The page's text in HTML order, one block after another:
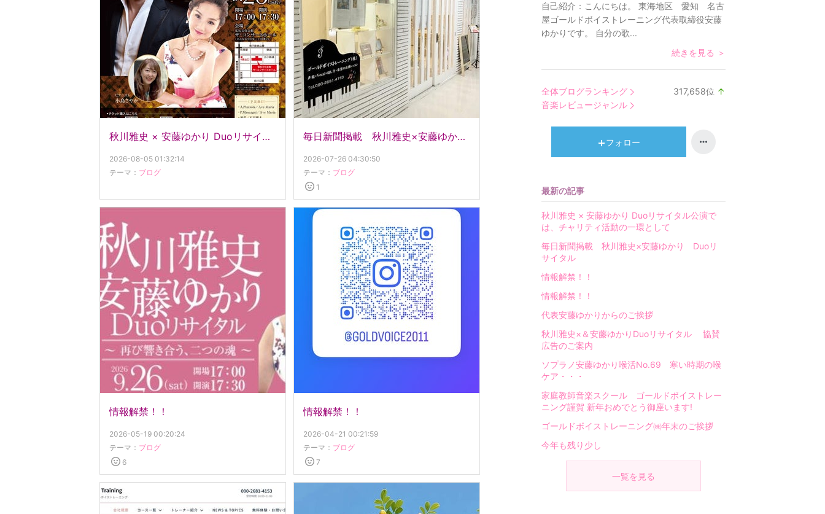
秋川雅史 × 安藤ゆかり Duoリサイタル公演では、チャリティ活動の一環として
2026-08-05 01:32:14
テーマ： ブログ
毎日新聞掲載 秋川雅史×安藤ゆかり Duoリサイタル
2026-07-26 04:30:50
テーマ： ブログ
1
情報解禁！！
2026-05-19 00:20:24
テーマ： ブログ
6
情報解禁！！
2026-04-21 00:21:59
テーマ： ブログ
7
自己紹介： こんにちは。 東海地区 愛知 名古
屋ゴールドボイストレーニング代表取締役安藤
ゆかりです。 自分の歌...
続きを見る ＞
全体ブログランキング 317,658位 ↑
音楽レビュージャンル
フォロー
最新の記事
秋川雅史 × 安藤ゆかり Duoリサイタル公演で
は、チャリティ活動の一環として
毎日新聞掲載 秋川雅史×安藤ゆかり Duoリ
サイタル
情報解禁！！
情報解禁！！
代表安藤ゆかりからのご挨拶
秋川雅史×＆安藤ゆかりDuoリサイタル 協賛
広告のご案内
ソプラノ安藤ゆかり喉活No.69 寒い時期の喉
ケア・・・
家庭教師音楽スクール ゴールドボイストレー
ニング謹賀 新年おめでとう御座います!
ゴールドボイストレーニング㈱年末のご挨拶
今年も残り少し
一覧を見る